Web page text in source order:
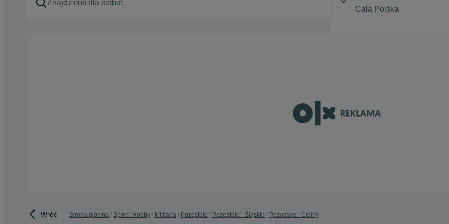
Wróć Strona główna Sport i Hobby Militaria Pozostałe Pozostałe - Śląskie Pozostałe - Celiny